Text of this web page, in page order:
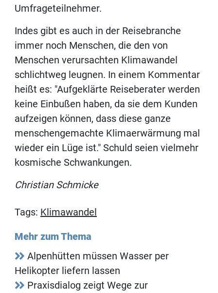
Umfrageteilnehmer.
Indes gibt es auch in der Reisebranche
immer noch Menschen, die den von
Menschen verursachten Klimawandel
schlichtweg leugnen. In einem Kommentar
heißt es: "Aufgeklärte Reiseberater werden
keine Einbußen haben, da sie dem Kunden
aufzeigen können, dass diese ganze
menschengemachte Klimaerwärmung mal
wieder ein Lüge ist." Schuld seien vielmehr
kosmische Schwankungen.
Christian Schmicke
Tags: Klimawandel
Mehr zum Thema
Alpenhütten müssen Wasser per
Helikopter liefern lassen
Praxisdialog zeigt Wege zur